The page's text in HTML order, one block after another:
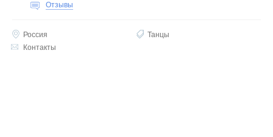
Отзывы
Россия
Танцы
Контакты